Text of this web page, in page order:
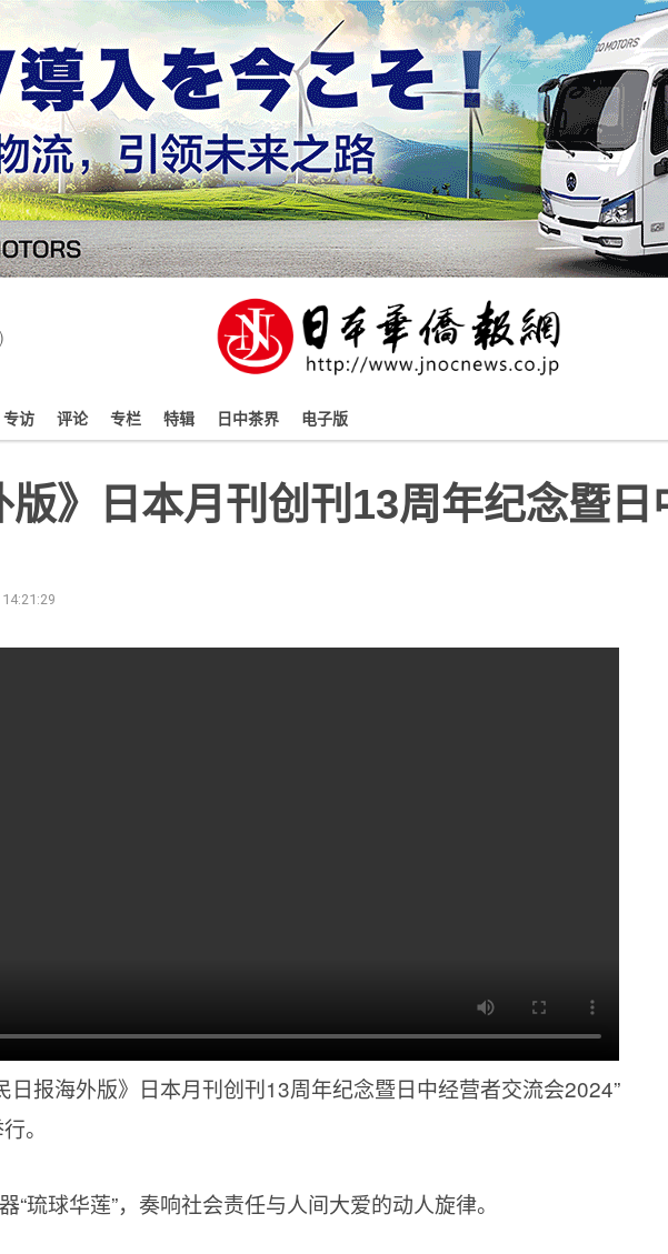
专访 评论 专栏 特辑 日中茶界 电子版
版》日本月刊创刊13周年纪念暨
日报海外版》日本月刊创刊13周年纪念暨日中经营者交流会2024”
。
“琉球华莲”，奏响社会责任与人间大爱的动人旋律。